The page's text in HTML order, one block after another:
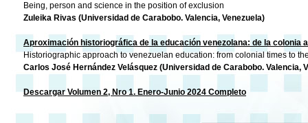
Being, person and science in the position of exclusion
Zuleika Rivas (Universidad de Carabobo. Valencia, Venezuela)
Aproximación historiográfica de la educación venezolana: de la colonia
Historiographic approach to venezuelan education: from colonial times to
Carlos José Hernández Velásquez (Universidad de Carabobo. Valencia,
Descargar Volumen 2, Nro 1. Enero-Junio 2024 Completo